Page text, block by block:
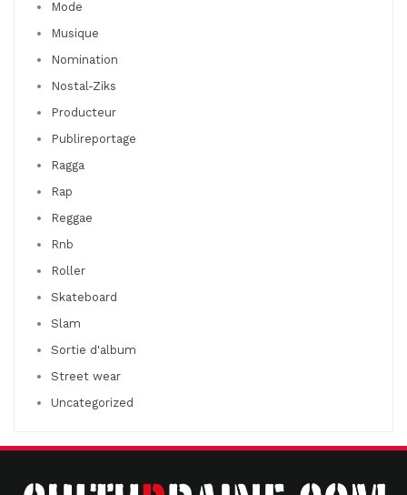
Mode
Musique
Nomination
Nostal-Ziks
Producteur
Publireportage
Ragga
Rap
Reggae
Rnb
Roller
Skateboard
Slam
Sortie d'album
Street wear
Uncategorized